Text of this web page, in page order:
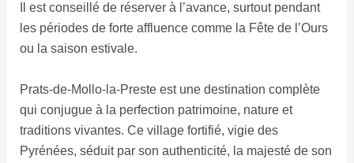
Il est conseillé de réserver à l’avance, surtout pendant
les périodes de forte affluence comme la Fête de l’Ours
ou la saison estivale.
Prats-de-Mollo-la-Preste est une destination complète
qui conjugue à la perfection patrimoine, nature et
traditions vivantes. Ce village fortifié, vigie des
Pyrénées, séduit par son authenticité, la majesté de son